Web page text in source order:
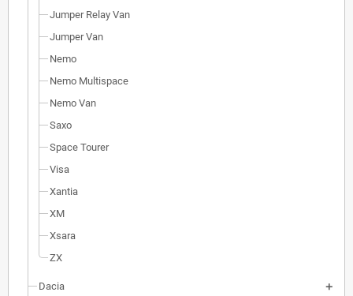
Jumper Relay Van
Jumper Van
Nemo
Nemo Multispace
Nemo Van
Saxo
Space Tourer
Visa
Xantia
XM
Xsara
ZX
Dacia